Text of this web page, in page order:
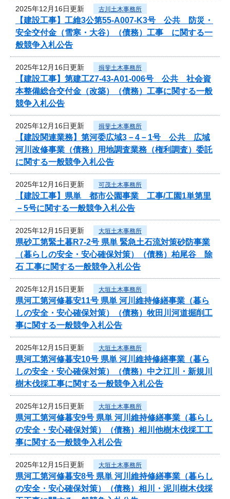
2025年12月16日更新 古川土木事務所
【建設工事】工維3公第55-A007-K3号 公共 防災・
安全交付金（雪寒・大谷）（債務）工事 に関する一
般競争入札公告
2025年12月16日更新 揖斐土木事務所
【建設工事】第建工Z7-43-A01-006号 公共 社会資
本整備総合交付金（改築）（債務）工事に関する一般
競争入札公告
2025年12月16日更新 揖斐土木事務所
【建設関連業務】第河委広域3－4－1号 公共 広域
河川改修事業（債務）用地調査業務（権利調査）委託
に関する一般競争入札公告
2025年12月16日更新 可茂土木事務所
【建設工事】県単 都市公園事業 工事/工園1単第里
－5号に関する一般競争入札公告
2025年12月15日更新 大垣土木事務所
県砂工第緊土暮R7-2号 県単 緊急土石流対策砂防事業
（暮らしの安全・安心確保対策）（債務）柏尾谷 除
石 工事に関する一般競争入札公告
2025年12月15日更新 大垣土木事務所
県河工第河修暮安11号 県単 河川維持修繕事業（暮ら
しの安全・安心確保対策）（債務）牧田川河道掘削工
事に関する一般競争入札公告
2025年12月15日更新 大垣土木事務所
県河工第河修暮安10号 県単 河川維持修繕事業（暮ら
しの安全・安心確保対策）（債務）中之江川・新規川
樹木伐採工事に関する一般競争入札公告
2025年12月15日更新 大垣土木事務所
県河工第河修暮安9号 県単 河川維持修繕事業（暮らし
の安全・安心確保対策）（債務）相川他樹木伐採工工
事に関する一般競争入札公告
2025年12月15日更新 大垣土木事務所
県河工第河修暮安8号 県単 河川維持修繕事業（暮らし
の安全・安心確保対策）（債務）相川・泥川樹木伐採